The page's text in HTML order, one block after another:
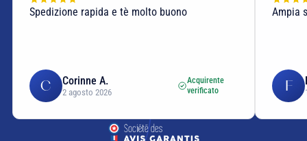
Spedizione rapida e tè molto buono
C Corinne A.
2 agosto 2026
Acquirente
verificato
Ampia
F